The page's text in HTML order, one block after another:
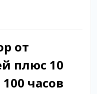
от
плюс 10
часов